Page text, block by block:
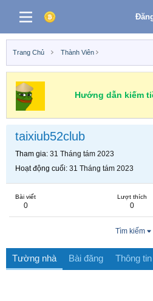
Trang Chủ Thành Viên
Hướng dẫn kiếm
taixiub52club
Tham gia 31 Tháng tám 2023
Hoạt động cuối 31 Tháng tám 2023
Bài viết
0
Lượt thích
0
Tìm kiếm
Tường nhà Bài đăng Thông tin